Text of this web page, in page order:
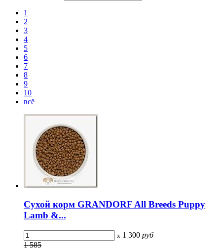
1
2
3
4
5
6
7
8
9
10
всё
Сухой корм GRANDORF All Breeds Puppy
Lamb &...
x 1 300 руб
1 585